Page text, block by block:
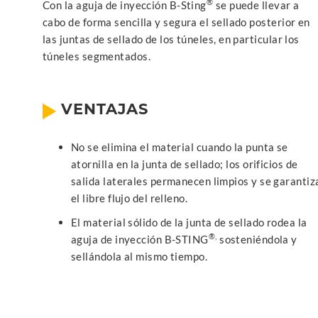
Con la aguja de inyección B-Sting® se puede llevar a
cabo de forma sencilla y segura el sellado posterior en
las juntas de sellado de los túneles, en particular los
túneles segmentados.
VENTAJAS
No se elimina el material cuando la punta se
atornilla en la junta de sellado; los orificios de
salida laterales permanecen limpios y se
el libre flujo del relleno.
El material sólido de la junta de sellado rodea la
aguja de inyección B-STING®, sosteniéndola y
sellándola al mismo tiempo.